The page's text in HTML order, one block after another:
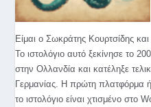
Είμαι ο Σωκράτης Κουρτσίδης
Το ιστολόγιο αυτό ξεκίνησε το
στην Ολλανδία και κατέληξε
Γερμανίας. Η πρώτη πλατφόρμα
το ιστολόγιο είναι χτισμένο